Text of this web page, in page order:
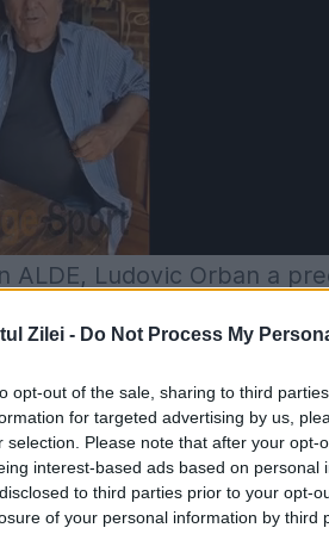
Zilei - Do Not Process My
opt-out of the sale, sharing to third
for targeted advertising by us,
selection. Please note that after your opt-
interest-based ads based on personal
to third parties prior to your opt-
of your personal information by third
Ludovic Orban a
că “să se certe cât vor”,
care nu mai are
de cârjă a PSD-ului şi a
ideile liberale şi
aceea, chiar şi puţinii